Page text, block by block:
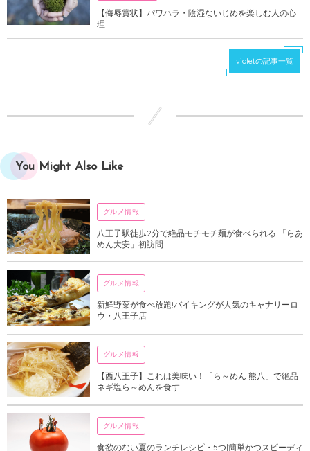
【侮辱賞状】パワハラ・陰湿ないじめを楽しむ人の心
理
violetの記事一覧
You Might Also Like
グルメ情報
八王子駅徒歩2分で絶品モチモチ麺が食べられる!「らあ
めん大安」初訪問
グルメ情報
新鮮野菜が食べ放題!バイキングが人気のキャナリーロ
ウ・八王子店
グルメ情報
【西八王子】これは美味い！「ら～めん 熊八」で絶品
ネギ塩ら～めんを食す
グルメ情報
食欲のない夏のランチレシピ・5つ|簡単かつスピーディ